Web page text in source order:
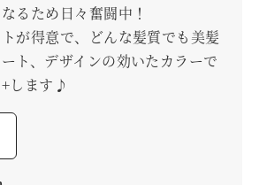
るため日々奮闘中！
が得意で、どんな髪質でも美髪
ト、デザインの効いたカラーで
します♪